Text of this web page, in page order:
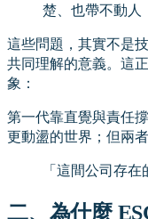
楚、也帶不動人
這些問題，其實不是
共同理解的意義。這
象：
第一代靠直覺與責任
更動盪的世界；但兩
「這間公司存在
二、為什麼